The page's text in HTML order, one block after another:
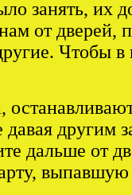
занять, их
от дверей,
Чтобы
другим
дальше от
выпавшую